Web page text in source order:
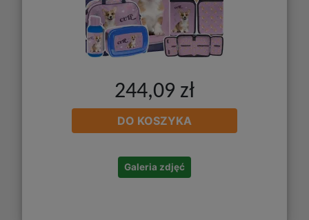
244,09 zł
DO KOSZYKA
Galeria zdjęć